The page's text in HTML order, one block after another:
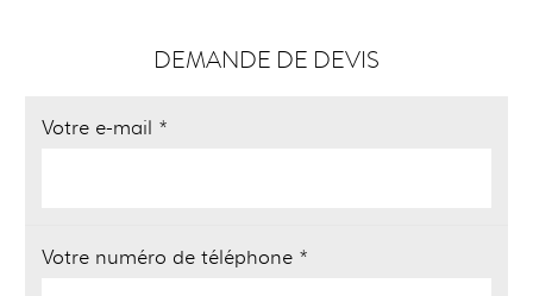
DEMANDE DE DEVIS
Votre e-mail *
Votre numéro de téléphone *